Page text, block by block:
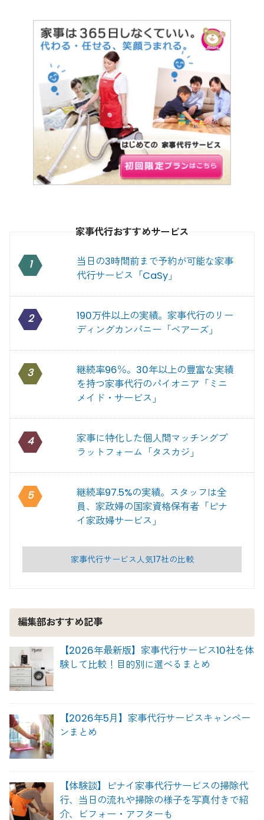
家事代行おすすめサービス
1
当日の3時間前まで予約が可能な家事
代行サービス「CaSy」
2
190万件以上の実績。家事代行のリー
ディングカンパニー「ベアーズ」
3
継続率96％。30年以上の豊富な実績
を持つ家事代行のパイオニア「ミニ
メイド・サービス」
4
家事に特化した個人間マッチングプ
ラットフォーム「タスカジ」
5
継続率97.5%の実績。スタッフは全
員、家政婦の国家資格保有者「ピナ
イ家政婦サービス」
家事代行サービス人気17社の比較
編集部おすすめ記事
【2026年最新版】家事代行サービス10社を体
験して比較！目的別に選べるまとめ
【2026年5月】家事代行サービスキャンペー
ンまとめ
【体験談】ピナイ家事代行サービスの掃除代
行、当日の流れや掃除の様子を写真付きで紹
介、ビフォー・アフターも